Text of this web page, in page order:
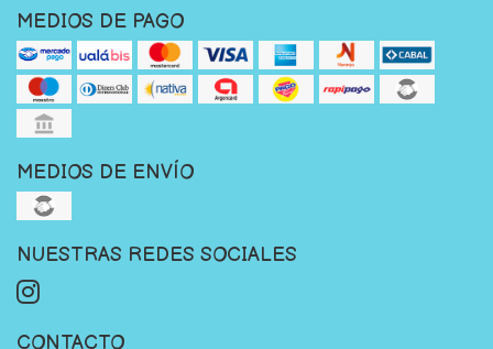
MEDIOS DE PAGO
MEDIOS DE ENVÍO
NUESTRAS REDES SOCIALES
CONTACTO